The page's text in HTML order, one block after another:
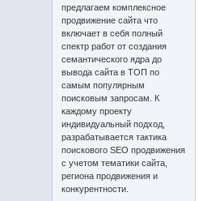
предлагаем комплексное
продвижение сайта что
включает в себя полный
спектр работ от создания
семантического ядра до
вывода сайта в ТОП по
самым популярным
поисковым запросам. К
каждому проекту
индивидуальный подход,
разрабатывается тактика
поискового SEO продвижения
с учетом тематики сайта,
региона продвижения и
конкурентности.